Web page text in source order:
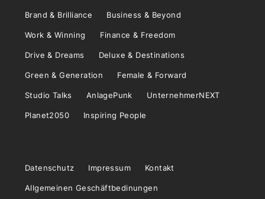
Brand & Brilliance Business & Beyond
Work & Winning Finance & Freedom
Drive & Dreams Deluxe & Destinations
Green & Generation Female & Forward
Studio Talks AnlagePunk UnternehmerNEXT
Planet2050 Inspiring People
Datenschutz Impressum Kontakt
Allgemeinen Geschäftbedinungen